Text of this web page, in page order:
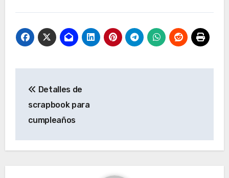
de
entradas
Detalles de
scrapbook para
cumpleaños